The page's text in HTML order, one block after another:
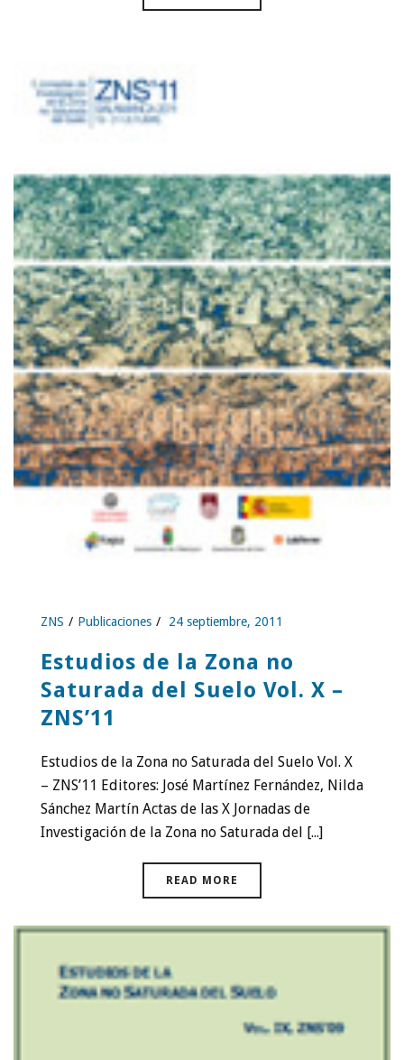
ZNS Publicaciones 24 septiembre, 2011
Estudios de la Zona no
Saturada del Suelo Vol. X –
ZNS’11
Estudios de la Zona no Saturada del Suelo Vol. X
– ZNS’11 Editores: José Martínez Fernández, Nilda
Sánchez Martín Actas de las X Jornadas de
Investigación de la Zona no Saturada del [...]
READ MORE